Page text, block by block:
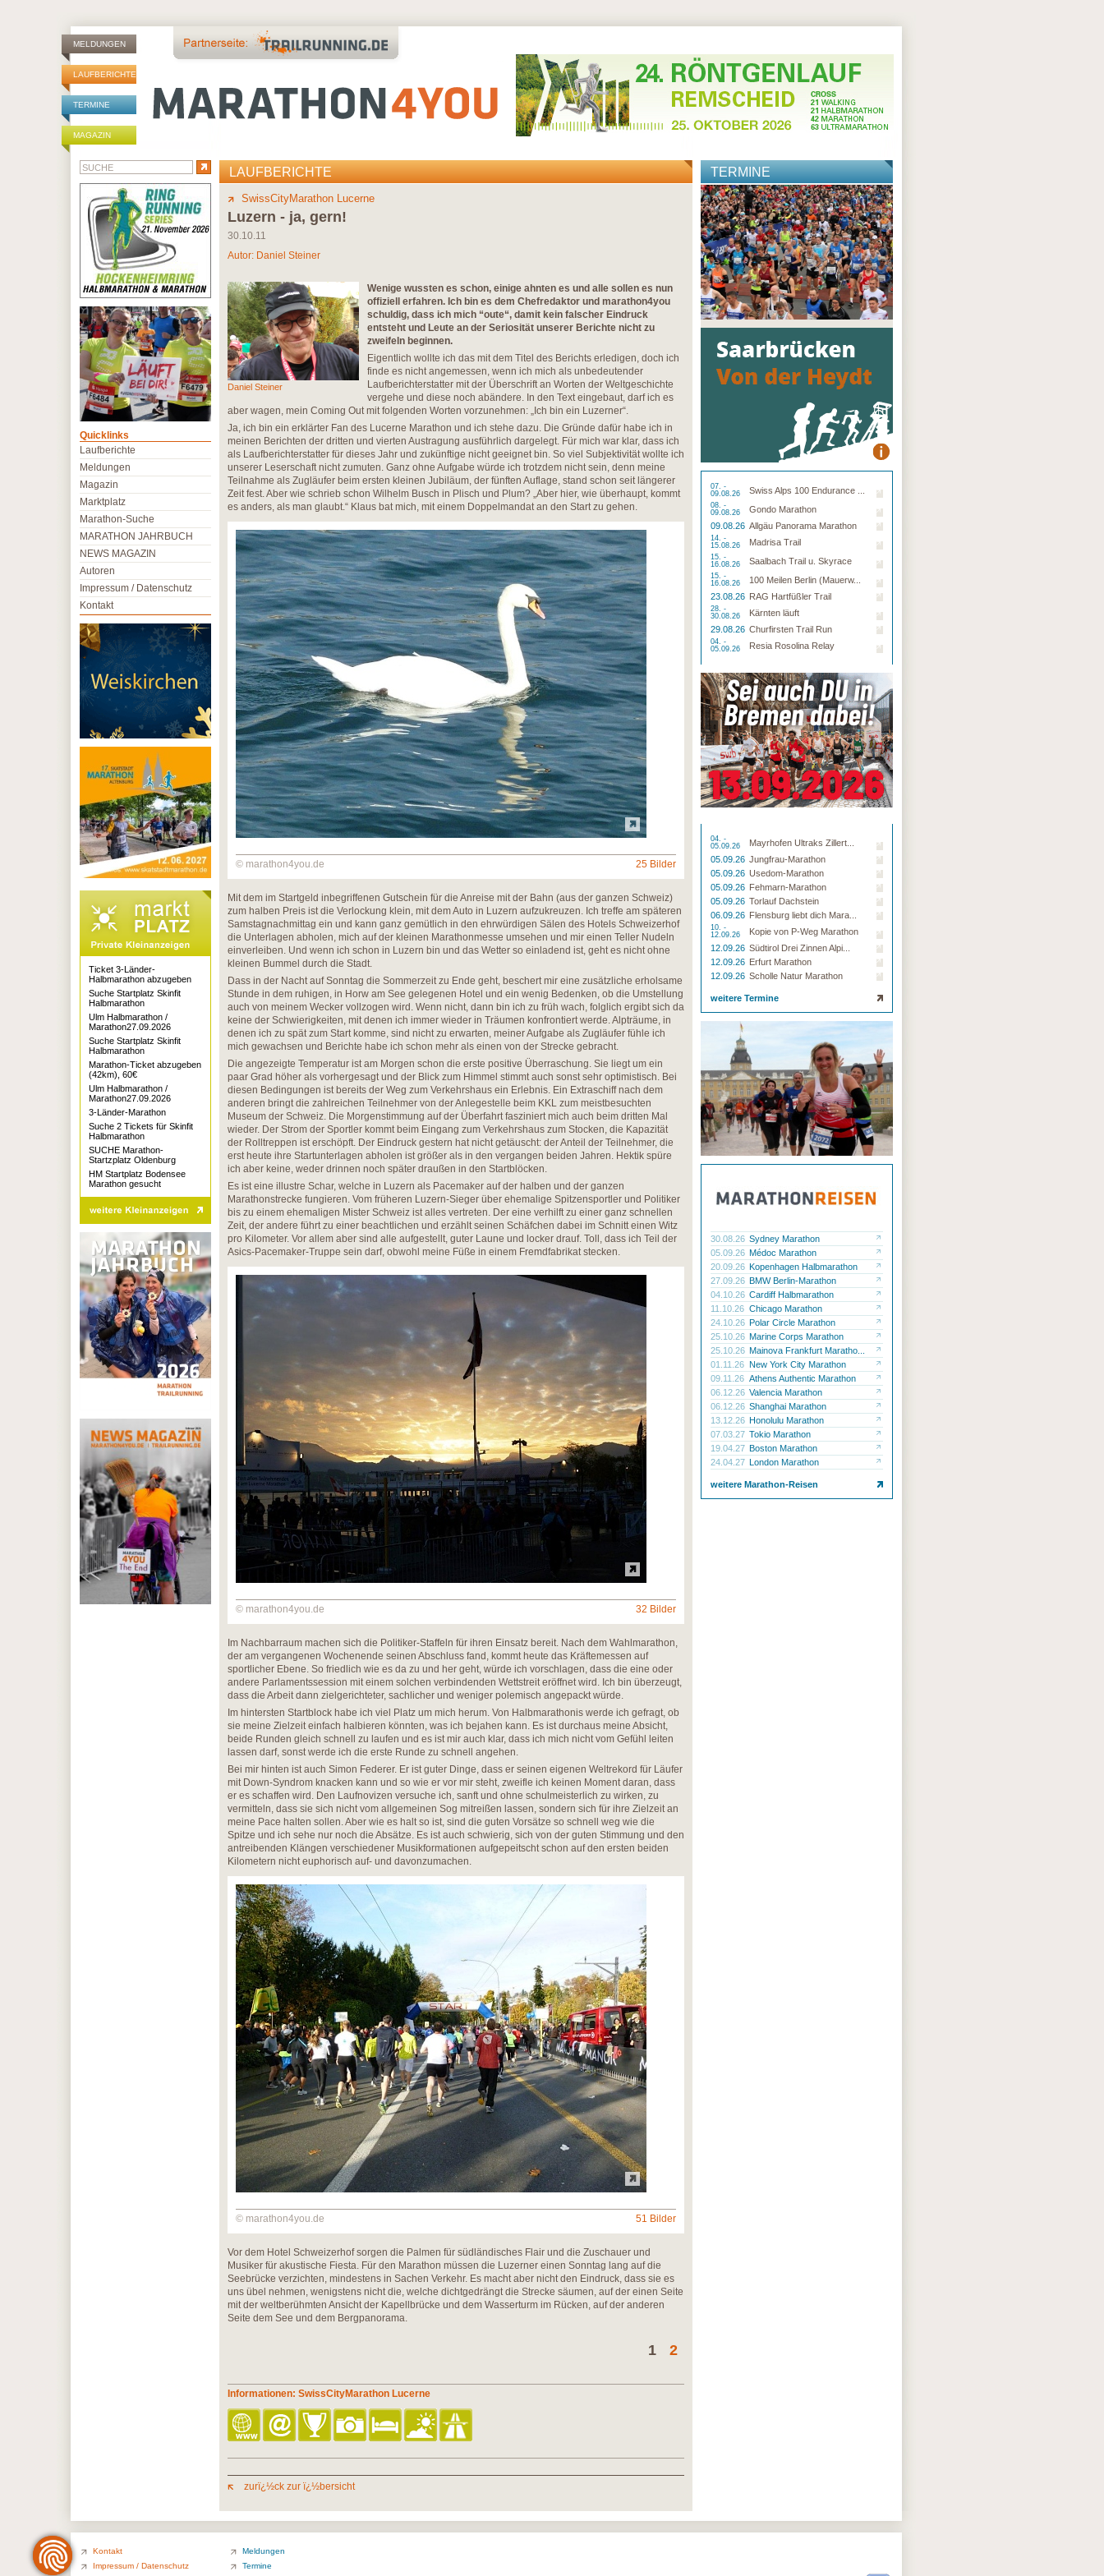
MELDUNGEN
LAUFBERICHTE
TERMINE
MAGAZIN
LAUFBERICHTE
SwissCityMarathon Lucerne
Luzern - ja, gern!
30.10.11
Autor: Daniel Steiner
Daniel Steiner
Wenige wussten es schon, einige ahnten es und alle sollen es nun
offiziell erfahren. Ich bin es dem Chefredaktor und marathon4you
schuldig, dass ich mich “oute“, damit kein falscher Eindruck
entsteht und Leute an der Seriosität unserer Berichte nicht zu
zweifeln beginnen.
Eigentlich wollte ich das mit dem Titel des Berichts erledigen, doch ich
finde es nicht angemessen, wenn ich mich als unbedeutender
Laufberichterstatter mit der Überschrift an Worten der Weltgeschichte
vergehe und diese noch abändere. In den Text eingebaut, darf ich es
aber wagen, mein Coming Out mit folgenden Worten vorzunehmen: „Ich bin ein Luzerner“.
Ja, ich bin ein erklärter Fan des Lucerne Marathon und ich stehe dazu. Die Gründe dafür habe ich in
meinen Berichten der dritten und vierten Austragung ausführlich dargelegt. Für mich war klar, dass ich
als Laufberichterstatter für dieses Jahr und zukünftige nicht geeignet bin. So viel Subjektivität wollte ich
unserer Leserschaft nicht zumuten. Ganz ohne Aufgabe würde ich trotzdem nicht sein, denn meine
Teilnahme als Zugläufer beim ersten kleinen Jubiläum, der fünften Auflage, stand schon seit längerer
Zeit fest. Aber wie schrieb schon Wilhelm Busch in Plisch und Plum? „Aber hier, wie überhaupt, kommt
es anders, als man glaubt.“ Klaus bat mich, mit einem Doppelmandat an den Start zu gehen.
© marathon4you.de 25 Bilder
Mit dem im Startgeld inbegriffenen Gutschein für die Anreise mit der Bahn (aus der ganzen Schweiz)
zum halben Preis ist die Verlockung klein, mit dem Auto in Luzern aufzukreuzen. Ich treffe am späteren
Samstagnachmittag ein und kann ganz gemütlich in den ehrwürdigen Sälen des Hotels Schweizerhof
die Unterlagen abholen, mich auf der kleinen Marathonmesse umsehen und mir einen Teller Nudeln
einverleiben. Und wenn ich schon in Luzern bin und das Wetter so einladend ist, geht es nicht ohne
kleinen Bummel durch die Stadt.
Dass in der Nacht auf Sonntag die Sommerzeit zu Ende geht, beschert mir eine zusätzliche erholsame
Stunde in dem ruhigen, in Horw am See gelegenen Hotel und ein wenig Bedenken, ob die Umstellung
auch von meinem Wecker vollzogen wird. Wenn nicht, dann bin ich zu früh wach, folglich ergibt sich da
keine der Schwierigkeiten, mit denen ich immer wieder in Träumen konfrontiert werde. Alpträume, in
denen ich zu spät zum Start komme, sind nicht zu erwarten, meiner Aufgabe als Zugläufer fühle ich
mich gewachsen und Berichte habe ich schon mehr als einen von der Strecke gebracht.
Die angezeigte Temperatur ist am Morgen schon die erste positive Überraschung. Sie liegt um ein
paar Grad höher als vorhergesagt und der Blick zum Himmel stimmt auch sonst sehr optimistisch. Bei
diesen Bedingungen ist bereits der Weg zum Verkehrshaus ein Erlebnis. Ein Extraschiff nach dem
anderen bringt die zahlreichen Teilnehmer von der Anlegestelle beim KKL zum meistbesuchten
Museum der Schweiz. Die Morgenstimmung auf der Überfahrt fasziniert mich auch beim dritten Mal
wieder. Der Strom der Sportler kommt beim Eingang zum Verkehrshaus zum Stocken, die Kapazität
der Rolltreppen ist erschöpft. Der Eindruck gestern hat nicht getäuscht: der Anteil der Teilnehmer, die
erst heute ihre Startunterlagen abholen ist größer als in den vergangen beiden Jahren. Hektik spüre
ich aber keine, weder drinnen noch später draußen in den Startblöcken.
Es ist eine illustre Schar, welche in Luzern als Pacemaker auf der halben und der ganzen
Marathonstrecke fungieren. Vom früheren Luzern-Sieger über ehemalige Spitzensportler und Politiker
bis zu einem ehemaligen Mister Schweiz ist alles vertreten. Der eine verhilft zu einer ganz schnellen
Zeit, der andere führt zu einer beachtlichen und erzählt seinen Schäfchen dabei im Schnitt einen Witz
pro Kilometer. Vor allem aber sind alle aufgestellt, guter Laune und locker drauf. Toll, dass ich Teil der
Asics-Pacemaker-Truppe sein darf, obwohl meine Füße in einem Fremdfabrikat stecken.
© marathon4you.de 32 Bilder
Im Nachbarraum machen sich die Politiker-Staffeln für ihren Einsatz bereit. Nach dem Wahlmarathon,
der am vergangenen Wochenende seinen Abschluss fand, kommt heute das Kräftemessen auf
sportlicher Ebene. So friedlich wie es da zu und her geht, würde ich vorschlagen, dass die eine oder
andere Parlamentssession mit einem solchen verbindenden Wettstreit eröffnet wird. Ich bin überzeugt,
dass die Arbeit dann zielgerichteter, sachlicher und weniger polemisch angepackt würde.
Im hintersten Startblock habe ich viel Platz um mich herum. Von Halbmarathonis werde ich gefragt, ob
sie meine Zielzeit einfach halbieren könnten, was ich bejahen kann. Es ist durchaus meine Absicht,
beide Runden gleich schnell zu laufen und es ist mir auch klar, dass ich mich nicht vom Gefühl leiten
lassen darf, sonst werde ich die erste Runde zu schnell angehen.
Bei mir hinten ist auch Simon Federer. Er ist guter Dinge, dass er seinen eigenen Weltrekord für Läufer
mit Down-Syndrom knacken kann und so wie er vor mir steht, zweifle ich keinen Moment daran, dass
er es schaffen wird. Den Laufnovizen versuche ich, sanft und ohne schulmeisterlich zu wirken, zu
vermitteln, dass sie sich nicht vom allgemeinen Sog mitreißen lassen, sondern sich für ihre Zielzeit an
meine Pace halten sollen. Aber wie es halt so ist, sind die guten Vorsätze so schnell weg wie die
Spitze und ich sehe nur noch die Absätze. Es ist auch schwierig, sich von der guten Stimmung und den
antreibenden Klängen verschiedener Musikformationen aufgepeitscht schon auf den ersten beiden
Kilometern nicht euphorisch auf- und davonzumachen.
© marathon4you.de 51 Bilder
Vor dem Hotel Schweizerhof sorgen die Palmen für südländisches Flair und die Zuschauer und
Musiker für akustische Fiesta. Für den Marathon müssen die Luzerner einen Sonntag lang auf die
Seebrücke verzichten, mindestens in Sachen Verkehr. Es macht aber nicht den Eindruck, dass sie es
uns übel nehmen, wenigstens nicht die, welche dichtgedrängt die Strecke säumen, auf der einen Seite
mit der weltberühmten Ansicht der Kapellbrücke und dem Wasserturm im Rücken, auf der anderen
Seite dem See und dem Bergpanorama.
1 2
Informationen: SwissCityMarathon Lucerne
zurï¿½ck zur ï¿½bersicht
TERMINE
07. -
09.08.26
Swiss Alps 100 Endurance ...
08. -
09.08.26
Gondo Marathon
09.08.26 Allgäu Panorama Marathon
14. -
15.08.26
Madrisa Trail
15. -
16.08.26
Saalbach Trail u. Skyrace
15. -
16.08.26
100 Meilen Berlin (Mauerw...
23.08.26 RAG Hartfüßler Trail
28. -
30.08.26
Kärnten läuft
29.08.26 Churfirsten Trail Run
04. -
05.09.26
Resia Rosolina Relay
04. -
05.09.26
Mayrhofen Ultraks Zillert...
05.09.26 Jungfrau-Marathon
05.09.26 Usedom-Marathon
05.09.26 Fehmarn-Marathon
05.09.26 Torlauf Dachstein
06.09.26 Flensburg liebt dich Mara...
10. -
12.09.26
Kopie von P-Weg Marathon
12.09.26 Südtirol Drei Zinnen Alpi...
12.09.26 Erfurt Marathon
12.09.26 Scholle Natur Marathon
weitere Termine
30.08.26 Sydney Marathon
05.09.26 Médoc Marathon
20.09.26 Kopenhagen Halbmarathon
27.09.26 BMW Berlin-Marathon
04.10.26 Cardiff Halbmarathon
11.10.26 Chicago Marathon
24.10.26 Polar Circle Marathon
25.10.26 Marine Corps Marathon
25.10.26 Mainova Frankfurt Maratho...
01.11.26 New York City Marathon
09.11.26 Athens Authentic Marathon
06.12.26 Valencia Marathon
06.12.26 Shanghai Marathon
13.12.26 Honolulu Marathon
07.03.27 Tokio Marathon
19.04.27 Boston Marathon
24.04.27 London Marathon
weitere Marathon-Reisen
Quicklinks
Laufberichte
Meldungen
Magazin
Marktplatz
Marathon-Suche
MARATHON JAHRBUCH
NEWS MAGAZIN
Autoren
Impressum / Datenschutz
Kontakt
Ticket 3-Länder-
Halbmarathon abzugeben
Suche Startplatz Skinfit
Halbmarathon
Ulm Halbmarathon /
Marathon27.09.2026
Suche Startplatz Skinfit
Halbmarathon
Marathon-Ticket abzugeben
(42km), 60€
Ulm Halbmarathon /
Marathon27.09.2026
3-Länder-Marathon
Suche 2 Tickets für Skinfit
Halbmarathon
SUCHE Marathon-
Startzplatz Oldenburg
HM Startplatz Bodensee
Marathon gesucht
Kontakt
Impressum / Datenschutz
Meldungen
Termine